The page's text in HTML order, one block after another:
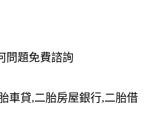
問題免費諮詢
車貸,二胎房屋銀行,二胎借